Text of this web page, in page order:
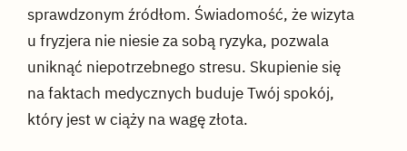
sprawdzonym źródłom. Świadomość, że wizyta
u fryzjera nie niesie za sobą ryzyka, pozwala
uniknąć niepotrzebnego stresu. Skupienie się
na faktach medycznych buduje Twój spokój,
który jest w ciąży na wagę złota.